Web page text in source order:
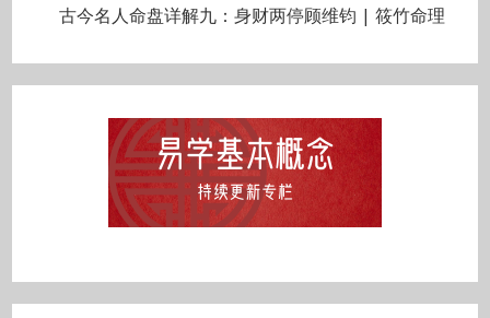
古今名人命盘详解九：身财两停顾维钧 | 筱竹命理